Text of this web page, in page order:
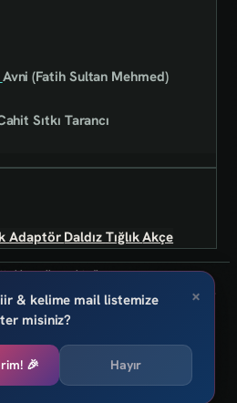
Avni (Fatih Sultan Mehmed)
Sıtkı Tarancı
Adaptör Daldız TığlıkAkçe
bir yenilenmektedir.
varsa info@art-isanat.com.tr'ye mail atabilir
taşıma arzusu ile kurulmuştur.
×
& kelime mail listemize
misiniz?
🎉 Hayır